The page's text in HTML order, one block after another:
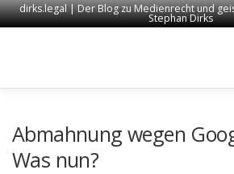
dirks.legal | Der Blog zu Medienrecht und
Stephan Dirks
Abmahnung wegen
Was nun?